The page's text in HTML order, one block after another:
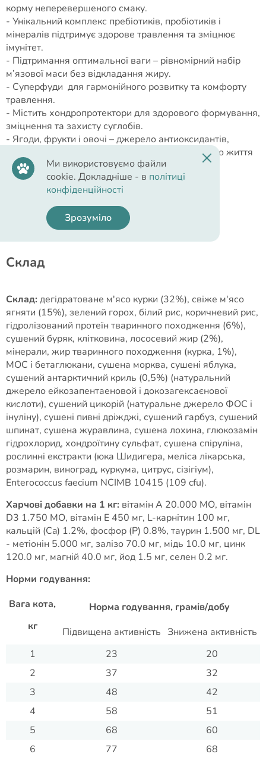
корму неперевершеного смаку.
- Унікальний комплекс пребіотиків, пробіотиків і
мінералів підтримує здорове травлення та зміцнює
імунітет.
- Підтримання оптимальної ваги – рівномірний набір
м’язової маси без відкладання жиру.
- Суперфуди для гармонійного розвитку та комфорту
травлення.
- Містить хондропротектори для здорового формування,
зміцнення та захисту суглобів.
- Ягоди, фрукти і овочі – джерело антиоксидантів,
вітамінів і флавоноїдів для довгого та здорового життя
котика.
- Не містить штучних барвників і штучних
ароматизаторів – підхід «NafNac».
Корм Savory – корисне може бути смачним!
Cклад
Склад: дегідратоване м'ясо курки (32%), свіже м'ясо
ягняти (15%), зелений горох, білий рис, коричневий рис,
гідролізований протеїн тваринного походження (6%),
сушений буряк, клітковина, лососевий жир (2%),
мінерали, жир тваринного походження (курка, 1%),
МОС і бетаглюкани, сушена морква, сушені яблука,
сушений антарктичний криль (0,5%) (натуральний
джерело ейкозапентаеновой і докозагексаєнової
кислоти), сушений цикорій (натуральне джерело ФОС і
інуліну), сушені пивні дріжджі, сушений гарбуз, сушений
шпинат, сушена журавлина, сушена лохина, глюкозамін
гідрохлорид, хондроїтину сульфат, сушена спіруліна,
рослинні екстракти (юка Шидигера, меліса лікарська,
розмарин, виноград, куркума, цитрус, сізігіум),
Enterococcus faecium NCIMB 10415 (109 cfu).
Харчові добавки на 1 кг: вітамін A 20.000 МО, вітамін
D3 1.750 МО, вітамін E 450 мг, L-карнітин 100 мг,
кальцій (Ca) 1.2%, фосфор (P) 0.8%, таурин 1.500 мг, DL
- метіонін 5.000 мг, залізо 70.0 мг, мідь 10.0 мг, цинк
120.0 мг, магній 40.0 мг, йод 1.5 мг, селен 0.2 мг.
Норми годування:
Вага кота,
кг
Норма годування, грамів/добу
Підвищена активність Знижена активність
1
23
20
2
37
32
3
48
42
4
58
51
5
68
60
6
77
68
Ми використовуємо файли
cookie. Докладніше - в політиці
конфіденційності
Зрозуміло